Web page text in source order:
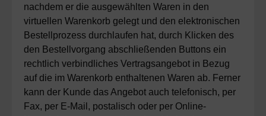
nachdem er die ausgewählten Waren in den
virtuellen Warenkorb gelegt und den elektronischen
Bestellprozess durchlaufen hat, durch Klicken des
den Bestellvorgang abschließenden Buttons ein
rechtlich verbindliches Vertragsangebot in Bezug
auf die im Warenkorb enthaltenen Waren ab. Ferner
kann der Kunde das Angebot auch telefonisch, per
Fax, per E-Mail, postalisch oder per Online-